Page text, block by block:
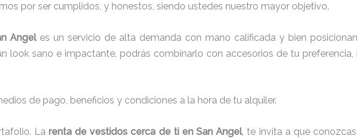
por ser cumplidos, y honestos, siendo ustedes nuestro mayor objetivo.
Angel es un servicio de alta demanda con mano calificada y bien
look sano e impactante, podrás combinarlo con accesorios de tu preferencia,
de pago, beneficios y condiciones a la hora de tu alquiler.
La renta de vestidos cerca de ti en San Angel, te invita a que